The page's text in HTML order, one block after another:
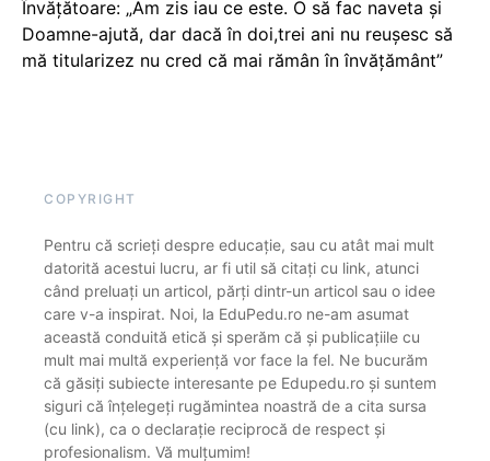
Învățătoare: „Am zis iau ce este. O să fac naveta și
Doamne-ajută, dar dacă în doi,trei ani nu reușesc să
mă titularizez nu cred că mai rămân în învățământ”
COPYRIGHT
Pentru că scrieți despre educație, sau cu atât mai mult
datorită acestui lucru, ar fi util să citați cu link, atunci
când preluați un articol, părți dintr-un articol sau o idee
care v-a inspirat. Noi, la EduPedu.ro ne-am asumat
această conduită etică și sperăm că și publicațiile cu
mult mai multă experiență vor face la fel. Ne bucurăm
că găsiți subiecte interesante pe Edupedu.ro și suntem
siguri că înțelegeți rugămintea noastră de a cita sursa
(cu link), ca o declarație reciprocă de respect și
profesionalism. Vă mulțumim!